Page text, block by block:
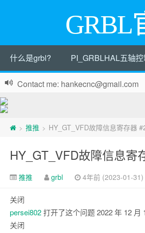
GRBL
什么是grbl? PI_GRBLHAL五轴
Contact me: hankecnc@gmail.com
> 推推 > HY_GT_VFD故障信息寄存器
HY_GT_VFD故障信息寄
推推 grbl 4年前 (2023-01-31)
关闭
persei802打开了这个问题2022 年 12 月
关闭